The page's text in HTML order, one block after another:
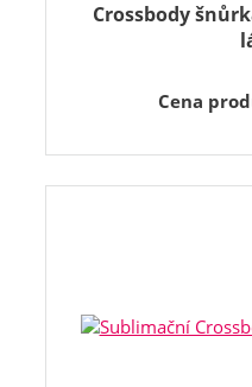
Crossbody
Cena